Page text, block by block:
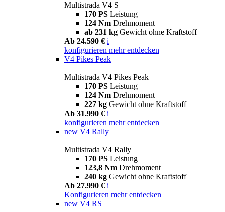
Multistrada V4 S
170 PS Leistung
124 Nm Drehmoment
ab 231 kg Gewicht ohne Kraftstoff
Ab 24.590 € i
konfigurieren mehr entdecken
V4 Pikes Peak
Multistrada V4 Pikes Peak
170 PS Leistung
124 Nm Drehmoment
227 kg Gewicht ohne Kraftstoff
Ab 31.990 € i
konfigurieren mehr entdecken
new V4 Rally
Multistrada V4 Rally
170 PS Leistung
123,8 Nm Drehmoment
240 kg Gewicht ohne Kraftstoff
Ab 27.990 € i
Konfigurieren mehr entdecken
new V4 RS